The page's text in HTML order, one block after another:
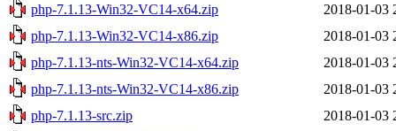
php-7.1.13-Win32-VC14-x64.zip
2018-01-03
php-7.1.13-Win32-VC14-x86.zip
2018-01-03
php-7.1.13-nts-Win32-VC14-x64.zip
2018-01-03
php-7.1.13-nts-Win32-VC14-x86.zip
2018-01-03
php-7.1.13-src.zip
2018-01-03